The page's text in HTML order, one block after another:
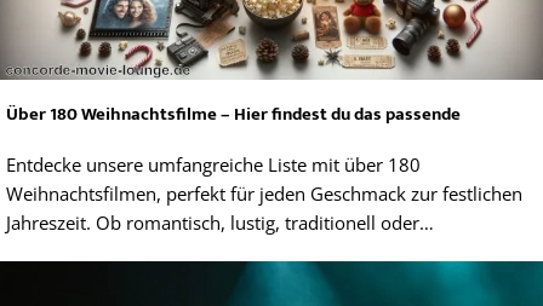
Über 180 Weihnachtsfilme – Hier findest du das passende
Entdecke unsere umfangreiche Liste mit über 180
Weihnachtsfilmen, perfekt für jeden Geschmack zur festlichen
Jahreszeit. Ob romantisch, lustig, traditionell oder…